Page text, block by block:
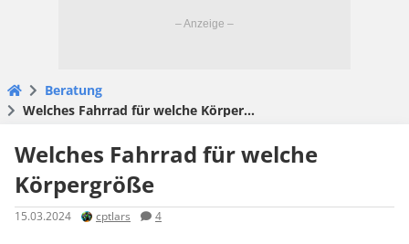
Beratung
Welches Fahrrad für welche Körpergröße
Welches Fahrrad für welche
Körpergröße
15.03.2024 cptlars 4